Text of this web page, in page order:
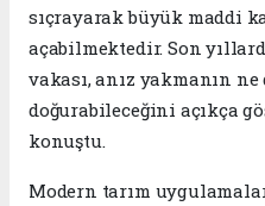
sıçrayarak büyük maddi
açabilmektedir. Son
vakası, anız yakmanın
doğurabileceğini açıkça
konuştu.
Modern tarım